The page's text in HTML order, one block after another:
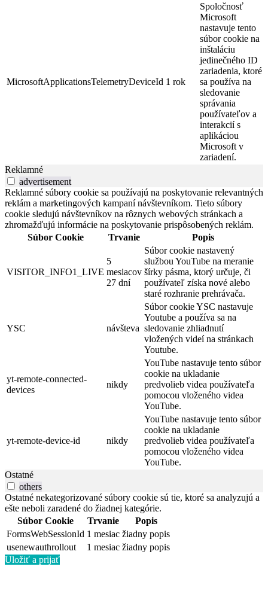
MicrosoftApplicationsTelemetryDeviceId 1 rok
Spoločnosť
Microsoft
nastavuje tento
súbor cookie na
inštaláciu
jedinečného ID
zariadenia, ktoré
sa používa na
sledovanie
správania
používateľov a
interakcií s
aplikáciou
Microsoft v
zariadení.
Reklamné
advertisement
Reklamné súbory cookie sa používajú na poskytovanie relevantných
reklám a marketingových kampaní návštevníkom. Tieto súbory
cookie sledujú návštevníkov na rôznych webových stránkach a
zhromažďujú informácie na poskytovanie prispôsobených reklám.
Súbor Cookie
Trvanie Popis
VISITOR_INFO1_LIVE
5
mesiacov
27 dní
Súbor cookie nastavený
službou YouTube na meranie
šírky pásma, ktorý určuje, či
používateľ získa nové alebo
staré rozhranie prehrávača.
YSC návšteva
Súbor cookie YSC nastavuje
Youtube a používa sa na
sledovanie zhliadnutí
vložených videí na stránkach
Youtube.
yt-remote-connected-
devices
nikdy
YouTube nastavuje tento súbor
cookie na ukladanie
predvolieb videa používateľa
pomocou vloženého videa
YouTube.
yt-remote-device-id nikdy
YouTube nastavuje tento súbor
cookie na ukladanie
predvolieb videa používateľa
pomocou vloženého videa
YouTube.
Ostatné
others
Ostatné nekategorizované súbory cookie sú tie, ktoré sa analyzujú a
ešte neboli zaradené do žiadnej kategórie.
Súbor Cookie
Trvanie
Popis
FormsWebSessionId 1 mesiac žiadny popis
usenewauthrollout
1 mesiac žiadny popis
Uložiť a prijať